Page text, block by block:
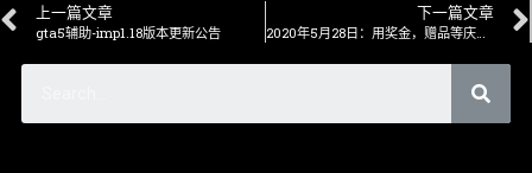
上一篇文章
gta5辅助-imp1.18版本更新公告
下一篇文章
2020年5月28日：用奖金，赠品等庆祝Weeny Issi